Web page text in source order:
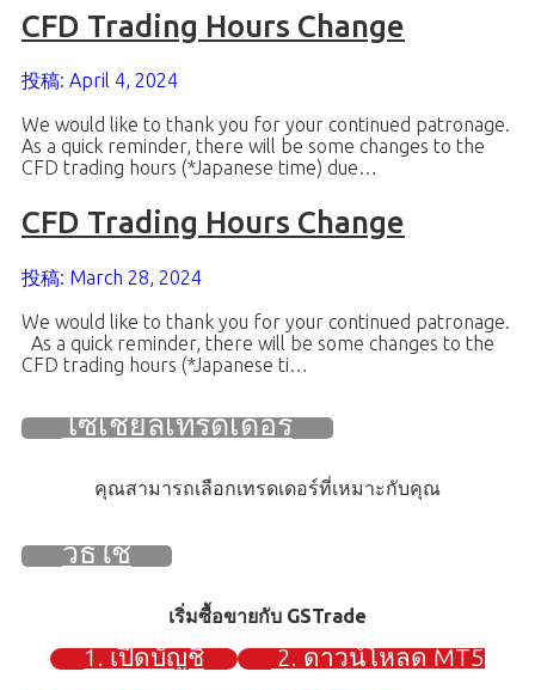
CFD Trading Hours Change
投稿: April 4, 2024
We would like to thank you for your continued patronage.
As a quick reminder, there will be some changes to the
CFD trading hours (*Japanese time) due…
CFD Trading Hours Change
投稿: March 28, 2024
We would like to thank you for your continued patronage.
As a quick reminder, there will be some changes to the
CFD trading hours (*Japanese ti…
โซเชียลเทรดเดอร์
คุณสามารถเลือกเทรดเดอร์ที่เหมาะกับคุณ
วิธีใช้
เริ่มซื้อขายกับ GSTrade
1. เปิดบัญชี
2. ดาวน์โหลด MT5